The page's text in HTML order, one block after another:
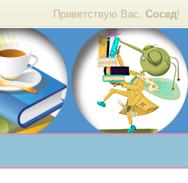
Приветствую Вас, Сосед!